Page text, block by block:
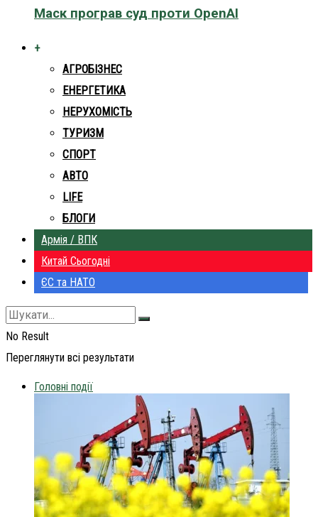
Маск програв суд проти OpenAI
+
АГРОБІЗНЕС
ЕНЕРГЕТИКА
НЕРУХОМІСТЬ
ТУРИЗМ
СПОРТ
АВТО
LIFE
БЛОГИ
Армія / ВПК
Китай Сьогодні
ЄС та НАТО
No Result
Переглянути всі результати
Головні події